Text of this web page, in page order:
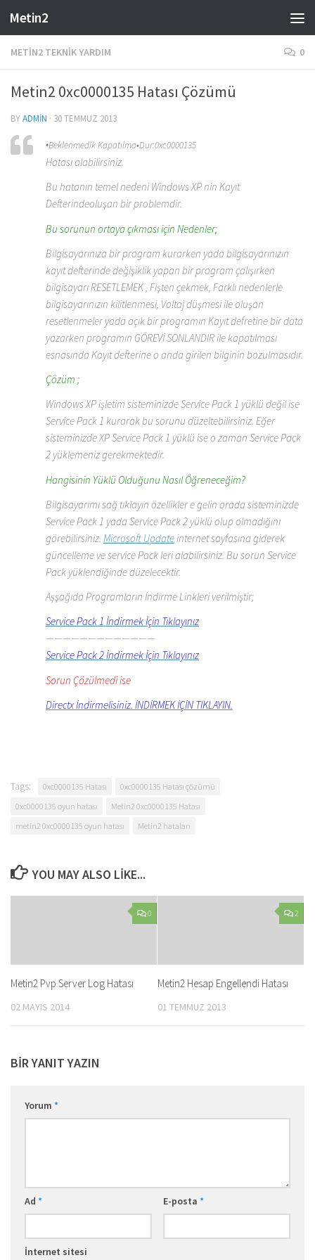
Skip to content
Metin2
METIN2 TEKNIK YARDIM 0
Metin2 0xc0000135 Hatası Çözümü
BYADMIN · 30 TEMMUZ 2013
•Beklenmedik Kapatılma•Dur:0xc0000135
Hatası alabilirsiniz.
Bu hatanın temel nedeni Windows XP nin Kayıt
Defterindeoluşan bir problemdir.
Bu sorunun ortaya çıkması için Nedenler;
Bilgisayarınıza bir program kurarken yada bilgisayarınızın
kayıt defterinde değişiklik yapan bir program çalışırken
bilgisayarı RESETLEMEK , Fişten çekmek, Farklı nedenlerle
bilgisayarınızın kilitlenmesi, Voltaj düşmesi ile oluşan
resetlenmeler yada açık bir programın Kayıt defretine bir data
yazarken programın GÖREVİ SONLANDIR ile kapatılması
esnasında Kayıt defterine o anda girilen bilginin bozulmasıdır.
Çözüm ;
Windows XP işletim sisteminizde Service Pack 1 yüklü değil ise
Service Pack 1 kurarak bu sorunu düzeltebilirsiniz. Eğer
sisteminizde XP Service Pack 1 yüklü ise o zaman Service Pack
2 yüklemeniz gerekmektedir.
Hangisinin Yüklü Olduğunu Nasıl Öğreneceğim?
Bilgisayarımı sağ tıklayın özellikler e gelin orada sisteminizde
Service Pack 1 yada Service Pack 2 yüklü olup olmadığını
görebilirsiniz. Microsoft Update internet sayfasına giderek
güncelleme ve service Pack leri alabilirsiniz. Bu sorun Service
Pack yüklendiğinde düzelecektir.
Aşşağıda Programların İndirme Linkleri verilmiştir;
Service Pack 1 İndirmek İçin Tıklayınız
—————————————
Service Pack 2 İndirmek İçin Tıklayınız
Sorun Çözülmedi ise
Directx İndirmelisiniz. İNDİRMEK İÇİN TIKLAYIN.
Tags: 0xc0000135 Hatası
0xc0000135 Hatası çözümü
0xc0000135 oyun hatası
Metin2 0xc0000135 Hatası
metin2 0xc0000135 oyun hatası
Metin2 hataları
YOU MAY ALSO LIKE...
0
Metin2 Pvp Server Log Hatası
02 MAYIS 2014
2
Metin2 Hesap Engellendi Hatası
01 TEMMUZ 2013
BIR YANIT YAZIN
Yorum *
Ad * E-posta *
İnternet sitesi